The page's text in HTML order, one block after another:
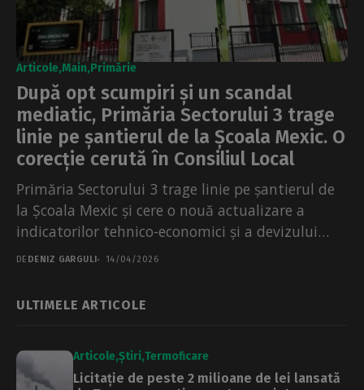
Articole Main Primărie
După opt scumpiri și un scandal
mediatic, Primăria Sectorului 3 trage
linie pe șantierul de la Școala Mexic. O
corecție cerută în Consiliul Local
Primăria Sectorului 3 trage linie pe șantierul de
la Școala Mexic și cere o nouă actualizare a
indicatorilor tehnico-economici și a devizului
general,...
DE DENIZ GARGULI 14/04/2026
ULTIMELE ARTICOLE
Articole Știri Termoficare
Licitație de peste 2 milioane de lei lansată